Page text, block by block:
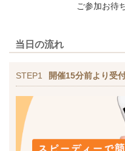
ご参加お待
当日の流れ
STEP1 開催15分前より受